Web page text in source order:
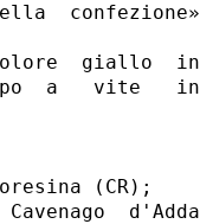
confezione»
giallo  in
a   vite   in
(CR);
Cavenago  d'Adda